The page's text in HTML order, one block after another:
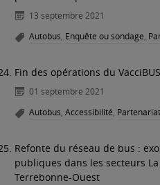
13 septembre 2021
Autobus, Enquête ou sondage,
Fin des opérations du
01 septembre 2021
Autobus, Accessibilité, Partenariat
Refonte du réseau de bus :
publiques dans les secteurs
Terrebonne-Ouest